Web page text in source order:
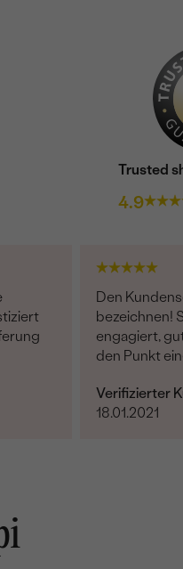
Trusted
4.9
Den
bezeichnen!
engagiert,
den Punkt
Verifizierter
18.01.2021